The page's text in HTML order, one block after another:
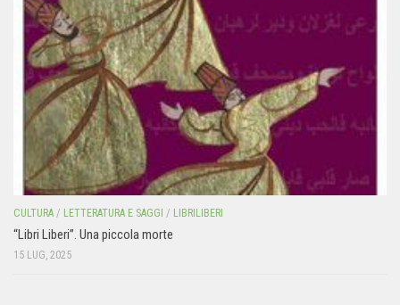
CULTURA / LETTERATURA E SAGGI / LIBRILIBERI
“Libri Liberi”. Una piccola morte
15 LUG, 2025